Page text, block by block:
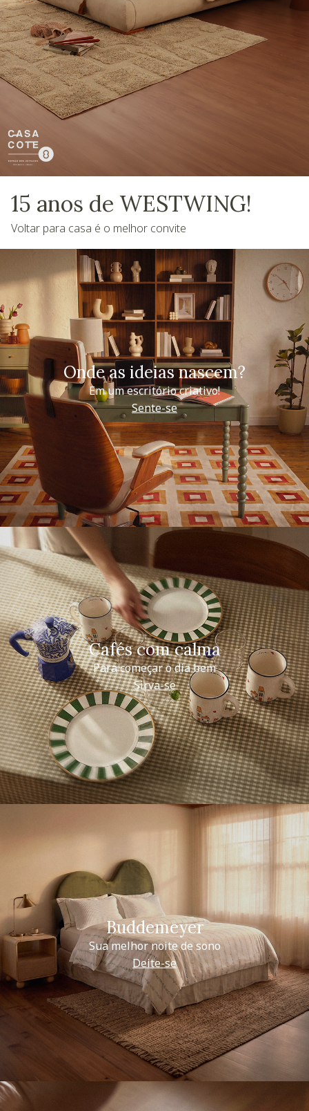
15 anos de WESTWING!
Voltar para casa é o melhor convite
Onde as ideias nascem?
Em um escritório criativo!
Sente-se
Cafés com calma
Para começar o dia bem
Sirva-se
Buddemeyer
Sua melhor noite de sono
Deite-se